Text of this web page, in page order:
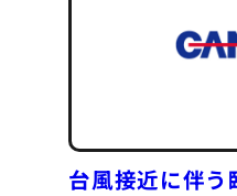
台風接近に伴う